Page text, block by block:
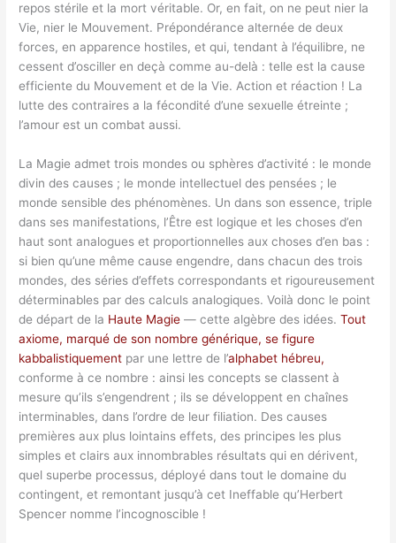
repos stérile et la mort véritable. Or, en fait, on ne peut nier la
Vie, nier le Mouvement. Pré­pondérance alternée de deux
forces, en apparence hostiles, et qui, tendant à l’équilibre, ne
cessent d’osciller en deçà comme au-delà : telle est la cause
efficiente du Mouvement et de la Vie. Action et réaction ! La
lutte des contraires a la fécondité d’une sexuelle étreinte ;
l’amour est un combat aussi.
La Magie admet trois mondes ou sphères d’activité : le monde
divin des causes ; le monde intellectuel des pensées ; le
monde sensible des phénomènes. Un dans son essence, triple
dans ses manifestations, l’Être est logique et les choses d’en
haut sont analogues et proportionnelles aux choses d’en bas :
si bien qu’une même cause engendre, dans chacun des trois
mondes, des séries d’effets correspondants et rigoureusement
déterminables par des calculs analogiques. Voilà donc le point
de départ de la Haute Magie — cette algèbre des idées.Tout
axiome, marqué de son nombre générique, se figure
kabbalistiquement par une lettre de l’alphabet hébreu,
conforme à ce nombre : ainsi les concepts se classent à
mesure qu’ils s’engendrent ; ils se développent en chaînes
interminables, dans l’ordre de leur filiation. Des causes
premières aux plus lointains effets, des principes les plus
simples et clairs aux innombrables résultats qui en dérivent,
quel superbe processus, déployé dans tout le domaine du
contingent, et remontant jusqu’à cet Ineffable qu’Herbert
Spencer nomme l’incognoscible !